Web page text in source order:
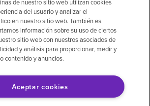
Health Corporation
Preferencias de cookies
tradujo con la ayuda de
de nuestro sitio web utilizan cookies
del usuario y analizar el
en nuestro sitio web. También es
información sobre su uso de ciertos
sitio web con nuestros asociados de
y análisis para proporcionar, medir y
contenido y anuncios.
Aceptar cookies